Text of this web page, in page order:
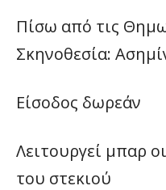
Πίσω από τις
Σκηνοθεσία:
Είσοδος δωρεάν
Λειτουργεί μπαρ
του στεκιού